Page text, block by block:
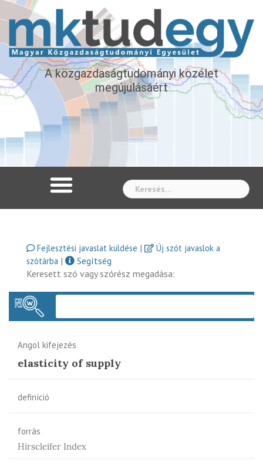
A közgazdaságtudományi közélet
megújulásáért
Fejlesztési javaslat küldése |
Új szót javaslok a
szótárba |
Segítség
Keresett szó vagy szórész megadása:
Angol kifejezés
elasticity of supply
definíció
forrás
Hirscleifer Index